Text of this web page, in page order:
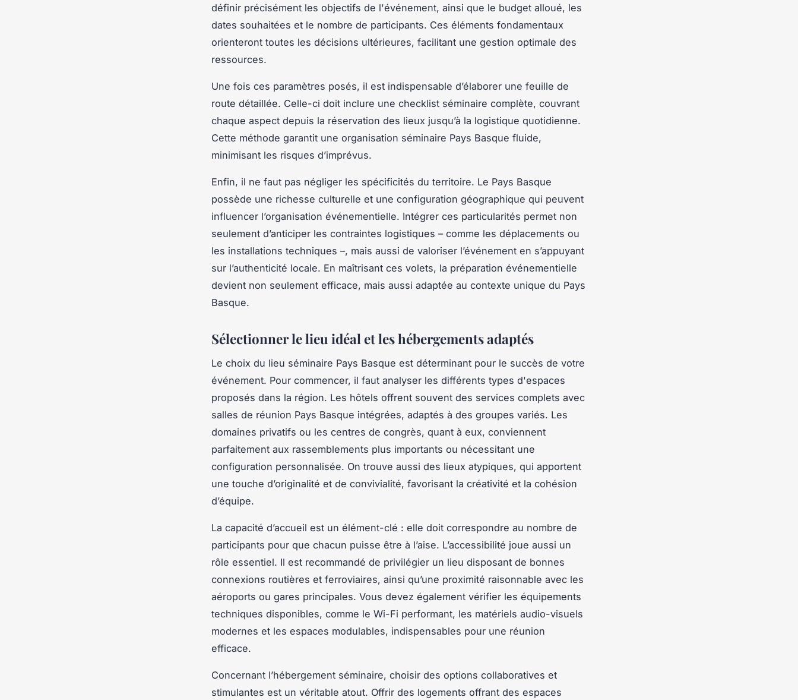
définir précisément les objectifs de l'événement, ainsi que le budget alloué, les
dates souhaitées et le nombre de participants. Ces éléments fondamentaux
orienteront toutes les décisions ultérieures, facilitant une gestion optimale des
ressources.
Une fois ces paramètres posés, il est indispensable d’élaborer une feuille de
route détaillée. Celle-ci doit inclure une checklist séminaire complète, couvrant
chaque aspect depuis la réservation des lieux jusqu’à la logistique quotidienne.
Cette méthode garantit une organisation séminaire Pays Basque fluide,
minimisant les risques d’imprévus.
Enfin, il ne faut pas négliger les spécificités du territoire. Le Pays Basque
possède une richesse culturelle et une configuration géographique qui peuvent
influencer l’organisation événementielle. Intégrer ces particularités permet non
seulement d’anticiper les contraintes logistiques – comme les déplacements ou
les installations techniques –, mais aussi de valoriser l’événement en s’appuyant
sur l’authenticité locale. En maîtrisant ces volets, la préparation événementielle
devient non seulement efficace, mais aussi adaptée au contexte unique du Pays
Basque.
Sélectionner le lieu idéal et les hébergements adaptés
Le choix du lieu séminaire Pays Basque est déterminant pour le succès de votre
événement. Pour commencer, il faut analyser les différents types d'espaces
proposés dans la région. Les hôtels offrent souvent des services complets avec
salles de réunion Pays Basque intégrées, adaptés à des groupes variés. Les
domaines privatifs ou les centres de congrès, quant à eux, conviennent
parfaitement aux rassemblements plus importants ou nécessitant une
configuration personnalisée. On trouve aussi des lieux atypiques, qui apportent
une touche d’originalité et de convivialité, favorisant la créativité et la cohésion
d’équipe.
La capacité d’accueil est un élément-clé : elle doit correspondre au nombre de
participants pour que chacun puisse être à l’aise. L’accessibilité joue aussi un
rôle essentiel. Il est recommandé de privilégier un lieu disposant de bonnes
connexions routières et ferroviaires, ainsi qu’une proximité raisonnable avec les
aéroports ou gares principales. Vous devez également vérifier les équipements
techniques disponibles, comme le Wi-Fi performant, les matériels audio-visuels
modernes et les espaces modulables, indispensables pour une réunion
efficace.
Concernant l’hébergement séminaire, choisir des options collaboratives et
stimulantes est un véritable atout. Offrir des logements offrant des espaces